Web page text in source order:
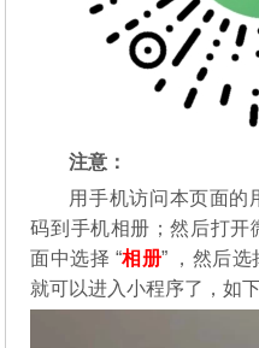
注意：
用手机访问本页面的
码到手机相册；然后打开
面中选择 “相册” ，然后选
就可以进入小程序了，如